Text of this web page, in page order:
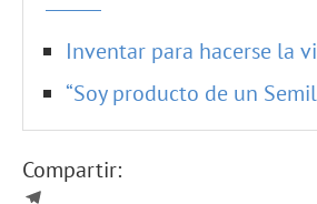
Inventar para hacerse la
“Soy producto de un
Compartir: